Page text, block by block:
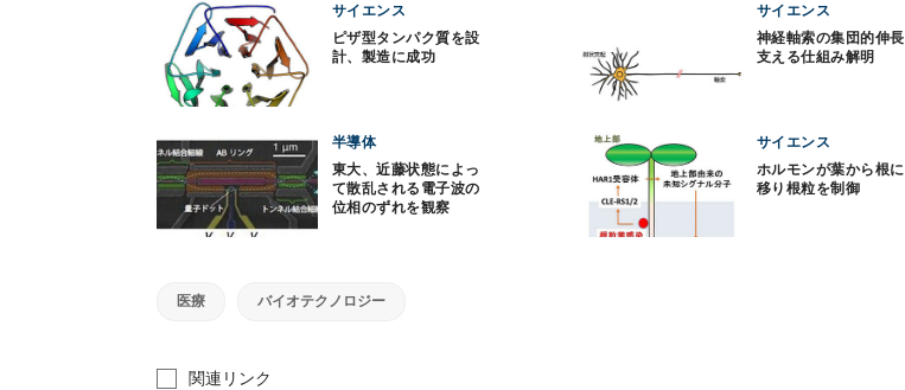
サイエンス
ピザ型タンパク質を設
計、製造に成功
サイエンス
神経軸索の集団的伸長
支える仕組み解明
半導体
東大、近藤状態によっ
て散乱される電子波の
位相のずれを観察
サイエンス
ホルモンが葉から根に
移り根粒を制御
医療 バイオテクノロジー
関連リンク